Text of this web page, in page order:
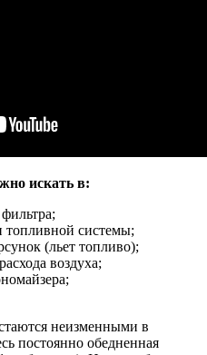
искать в:
топливной системы;
(льет топливо);
воздуха;
неизменными в
постоянно обедненная